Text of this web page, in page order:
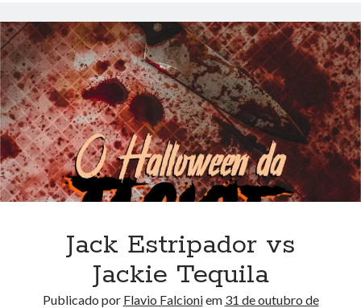
UM
Jack Estripador vs
Jackie Tequila
Publicado por Flavio Falcioniem 31 de outubro de